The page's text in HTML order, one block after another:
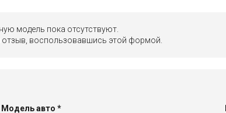
модель пока отсутствуют.
воспользовавшись этой формой.
Модель авто*